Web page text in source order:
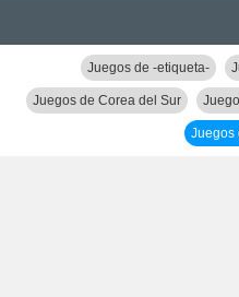
Juegos de -etiqueta-
Juegos de Corea del Sur
Juegos